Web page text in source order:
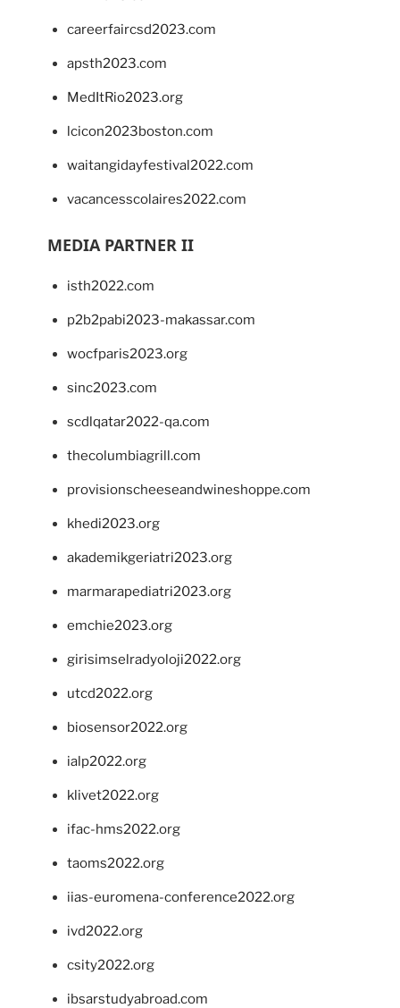
careerfaircsd2023.com
apsth2023.com
MedItRio2023.org
lcicon2023boston.com
waitangidayfestival2022.com
vacancesscolaires2022.com
MEDIA PARTNER II
isth2022.com
p2b2pabi2023-makassar.com
wocfparis2023.org
sinc2023.com
scdlqatar2022-qa.com
thecolumbiagrill.com
provisionscheeseandwineshoppe.com
khedi2023.org
akademikgeriatri2023.org
marmarapediatri2023.org
emchie2023.org
girisimselradyoloji2022.org
utcd2022.org
biosensor2022.org
ialp2022.org
klivet2022.org
ifac-hms2022.org
taoms2022.org
iias-euromena-conference2022.org
ivd2022.org
csity2022.org
ibsarstudyabroad.com